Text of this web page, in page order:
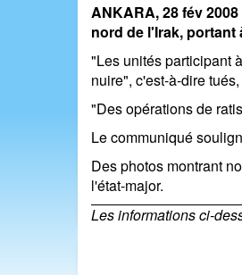
ANKARA, 28 fév
nord de l'Irak, portant
"Les unités participant
nuire", c'est-à-dire
"Des opérations de
Le communiqué
Des photos montrant
l'état-major.
Les informations ci-